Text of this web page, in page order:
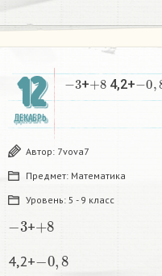
12
ДЕКАБРЬ
−3 ++8 4,2+−0,8
Автор: 7vova7
Предмет: Математика
Уровень: 5 - 9 класс
3 + 8
4,2+ 0,